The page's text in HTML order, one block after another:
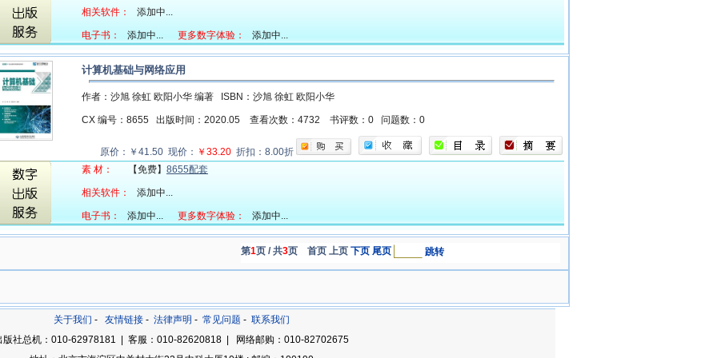
相关软件： 添加中...
电子书： 添加中... 更多数字体验： 添加中...
计算机基础与网络应用
作者：沙旭 徐虹 欧阳小华 编著 ISBN：沙旭 徐虹 欧阳小华
CX 编号：8655 出版时间：2020.05 查看次数：4732 书评数：0 问题数：0
原价：￥41.50 现价： ￥33.20 折扣：8.00折
素 材：
【免费】 8655配套
相关软件： 添加中...
电子书： 添加中... 更多数字体验： 添加中...
第1页 / 共3页 首页 上页 下页 尾页 跳转
关于我们 - 友情链接- 法律声明 - 常见问题 - 联系我们
版社总机：010-62978181 | 客服：010-82620818 | 网络邮购：010-82702675